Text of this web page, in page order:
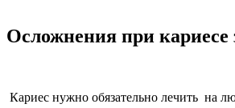
Осложнения при кариесе
Кариес нужно обязательно лечить на